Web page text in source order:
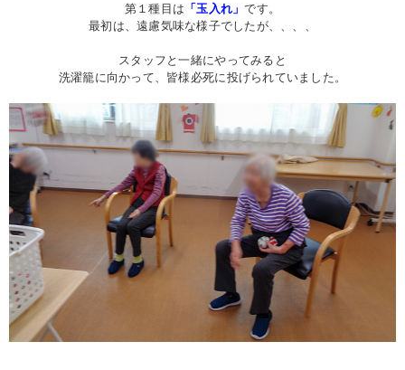
第１種目は 「玉入れ」です。
最初は、遠慮気味な様子でしたが、、、、
スタッフと一緒にやってみると
洗濯籠に向かって、皆様必死に投げられていました。